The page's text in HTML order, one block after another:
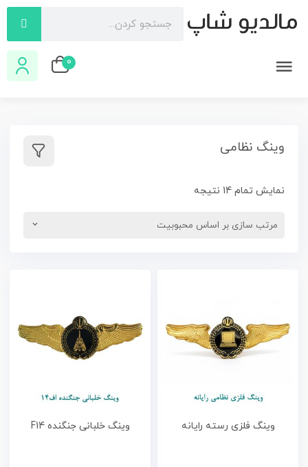
0
وینگ نظامی
نمایش تمام 14 نتیجه
وینگ فلزی رسته رایانه وینگ خلبانی جنگنده F14